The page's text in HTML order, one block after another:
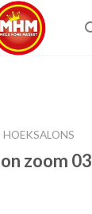
HOEKSALONS
zoom 03